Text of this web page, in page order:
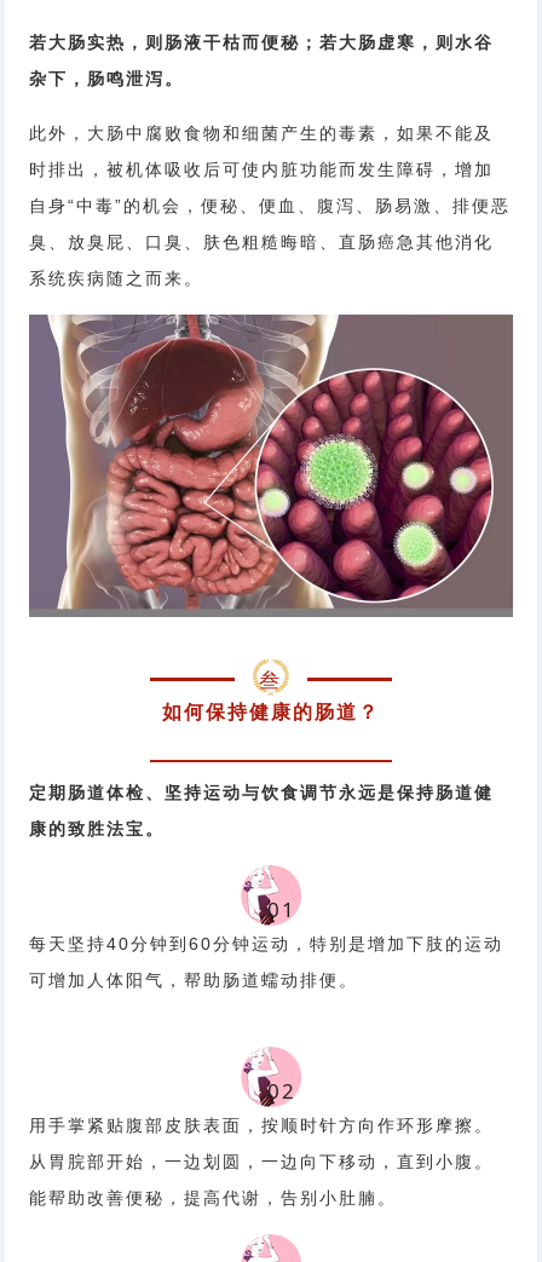
若大肠实热，则肠液干枯而便秘；若大肠虚寒，则水谷
杂下，肠鸣泄泻。
此外，大肠中腐败食物和细菌产生的毒素，如果不能及
时排出，被机体吸收后可使内脏功能而发生障碍，增加
自身“中毒”的机会，便秘、便血、腹泻、肠易激、排便恶
臭、放臭屁、口臭、肤色粗糙晦暗、直肠癌急其他消化
系统疾病随之而来。
叁
如何保持健康的肠道？
定期肠道体检、坚持运动与饮食调节永远是保持肠道健
康的致胜法宝。
01
每天坚持40分钟到60分钟运动，特别是增加下肢的运动
可增加人体阳气，帮助肠道蠕动排便。
02
用手掌紧贴腹部皮肤表面，按顺时针方向作环形摩擦。
从胃脘部开始，一边划圆，一边向下移动，直到小腹。
能帮助改善便秘，提高代谢，告别小肚腩。